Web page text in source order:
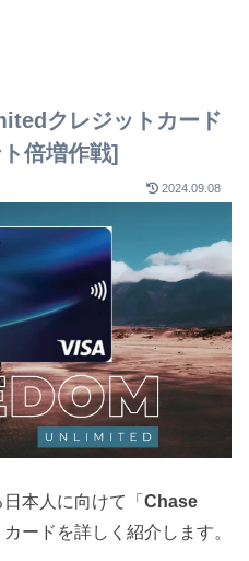
クレジットカード
倍増作戦]
2024.09.08
本人に向けて「 Chase
カードを詳しく紹介します。